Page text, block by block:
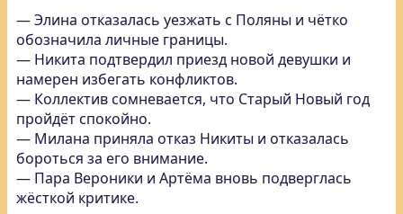
— Элина отказалась уезжать с Поляны и чётко
обозначила личные границы.
— Никита подтвердил приезд новой девушки и
намерен избегать конфликтов.
— Коллектив сомневается, что Старый Новый год
пройдёт спокойно.
— Милана приняла отказ Никиты и отказалась
бороться за его внимание.
— Пара Вероники и Артёма вновь подверглась
жёсткой критике.